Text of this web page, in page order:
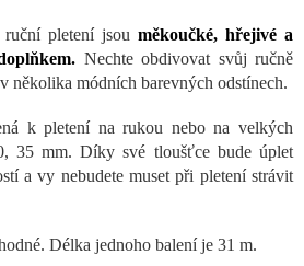
pletení jsou měkoučké, hřejivé a
Nechte obdivovat svůj ručně
několika módních barevných odstínech.
k pletení na rukou nebo na velkých
35 mm. Díky své tloušťce bude úplet
a vy nebudete muset při pletení strávit
Délka jednoho balení je 31 m.